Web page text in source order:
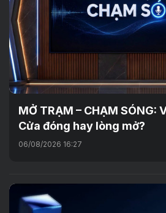
MỞ TRẠM – CHẠM SÓNG:
Cửa đóng hay lòng mở?
06/08/2026 16:27